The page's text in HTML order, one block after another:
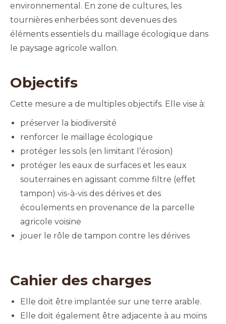
environnemental. En zone de cultures, les
tournières enherbées sont devenues des
éléments essentiels du maillage écologique dans
le paysage agricole wallon.
Objectifs
Cette mesure a de multiples objectifs. Elle vise à:
préserver la biodiversité
renforcer le maillage écologique
protéger les sols (en limitant l’érosion)
protéger les eaux de surfaces et les eaux
souterraines en agissant comme filtre (effet
tampon) vis-à-vis des dérives et des
écoulements en provenance de la parcelle
agricole voisine
jouer le rôle de tampon contre les dérives
Cahier des charges
Elle doit être implantée sur une terre arable.
Elle doit également être adjacente à au moins